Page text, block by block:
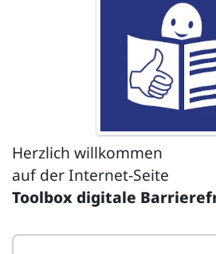
Herzlich willkommen
auf der Internet-Seite
Toolboxdigitale